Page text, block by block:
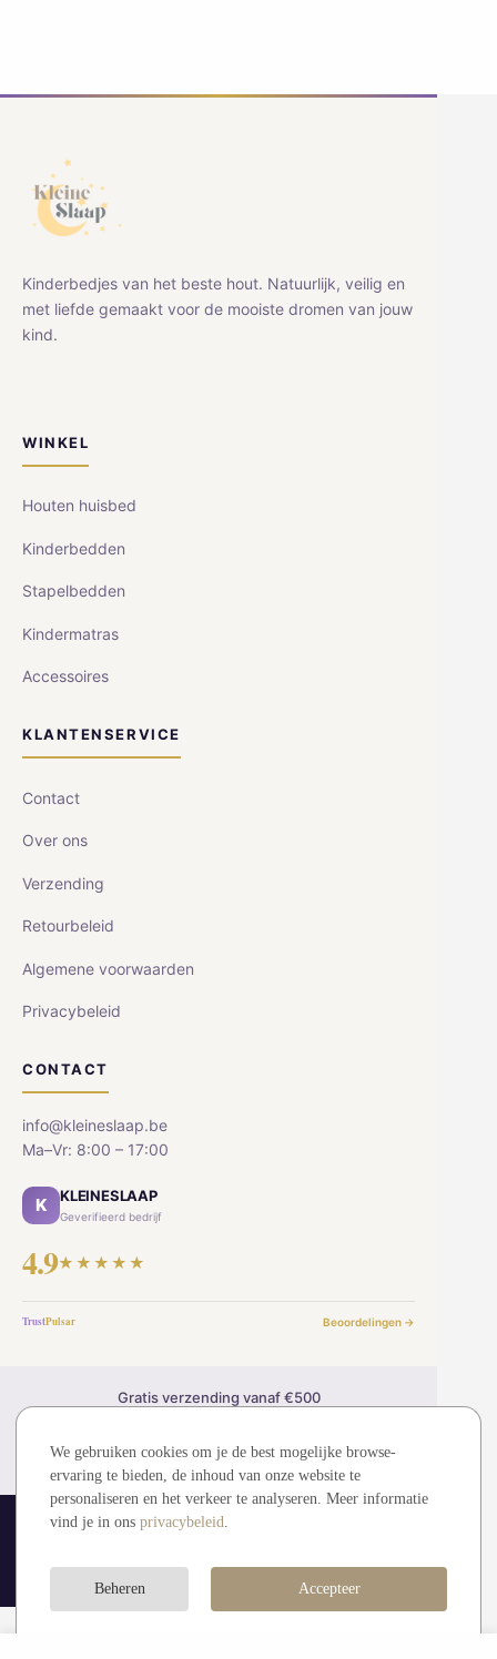
Kinderbedjes van het beste hout. Natuurlijk, veilig en
met liefde gemaakt voor de mooiste dromen van jouw
kind.
WINKEL
Houten huisbed
Kinderbedden
Stapelbedden
Kindermatras
Accessoires
KLANTENSERVICE
Contact
Over ons
Verzending
Retourbeleid
Algemene voorwaarden
Privacybeleid
CONTACT
info@kleineslaap.be
Ma–Vr: 8:00 – 17:00
K KLEINESLAAP
Geverifieerd bedrijf
4.9★★★★★
TrustPulsar Beoordelingen →
Gratis verzending vanaf €500
Veilig betalen (SSL)
© 2026 kleineslaap.be — Alle rechten voorbehouden.
Visa Mastercard Bancontact iDEAL
We gebruiken cookies om je de best mogelijke browse-
ervaring te bieden, de inhoud van onze website te
personaliseren en het verkeer te analyseren. Meer informatie
vind je in ons privacybeleid.
Accepteer
Beheren